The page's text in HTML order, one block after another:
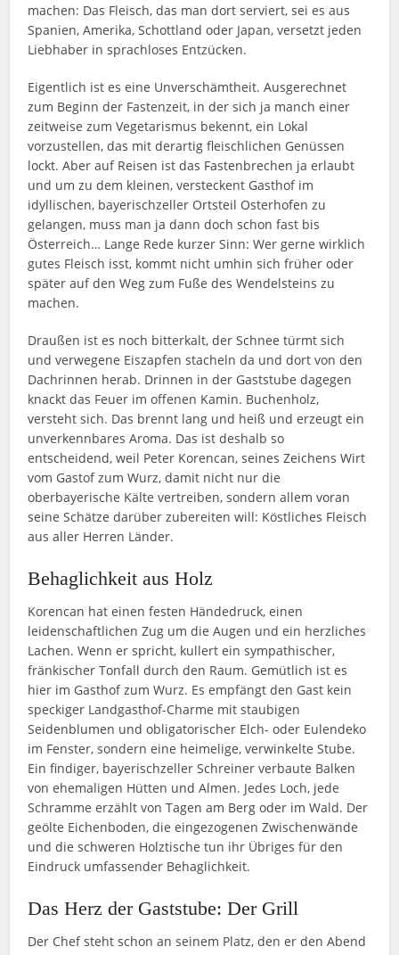
machen: Das Fleisch, das man dort serviert, sei es aus
Spanien, Amerika, Schottland oder Japan, versetzt jeden
Liebhaber in sprachloses Entzücken.
Eigentlich ist es eine Unverschämtheit. Ausgerechnet
zum Beginn der Fastenzeit, in der sich ja manch einer
zeitweise zum Vegetarismus bekennt, ein Lokal
vorzustellen, das mit derartig fleischlichen Genüssen
lockt. Aber auf Reisen ist das Fastenbrechen ja erlaubt
und um zu dem kleinen, versteckent Gasthof im
idyllischen, bayerischzeller Ortsteil Osterhofen zu
gelangen, muss man ja dann doch schon fast bis
Österreich… Lange Rede kurzer Sinn: Wer gerne wirklich
gutes Fleisch isst, kommt nicht umhin sich früher oder
später auf den Weg zum Fuße des Wendelsteins zu
machen.
Draußen ist es noch bitterkalt, der Schnee türmt sich
und verwegene Eiszapfen stacheln da und dort von den
Dachrinnen herab. Drinnen in der Gaststube dagegen
knackt das Feuer im offenen Kamin. Buchenholz,
versteht sich. Das brennt lang und heiß und erzeugt ein
unverkennbares Aroma. Das ist deshalb so
entscheidend, weil Peter Korencan, seines Zeichens Wirt
vom Gastof zum Wurz, damit nicht nur die
oberbayerische Kälte vertreiben, sondern allem voran
seine Schätze darüber zubereiten will: Köstliches Fleisch
aus aller Herren Länder.
Behaglichkeit aus Holz
Korencan hat einen festen Händedruck, einen
leidenschaftlichen Zug um die Augen und ein herzliches
Lachen. Wenn er spricht, kullert ein sympathischer,
fränkischer Tonfall durch den Raum. Gemütlich ist es
hier im Gasthof zum Wurz. Es empfängt den Gast kein
speckiger Landgasthof-Charme mit staubigen
Seidenblumen und obligatorischer Elch- oder Eulendeko
im Fenster, sondern eine heimelige, verwinkelte Stube.
Ein findiger, bayerischzeller Schreiner verbaute Balken
von ehemaligen Hütten und Almen. Jedes Loch, jede
Schramme erzählt von Tagen am Berg oder im Wald. Der
geölte Eichenboden, die eingezogenen Zwischenwände
und die schweren Holztische tun ihr Übriges für den
Eindruck umfassender Behaglichkeit.
Das Herz der Gaststube: Der Grill
Der Chef steht schon an seinem Platz, den er den Abend